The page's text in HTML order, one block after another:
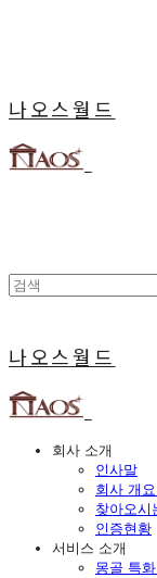
나오스월드
나오스월드
회사 소개
인사말
회사 개
찾아오시
인증현황
서비스 소개
몽골 특